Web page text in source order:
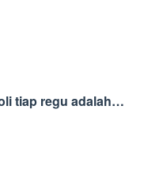
tiap regu adalah…